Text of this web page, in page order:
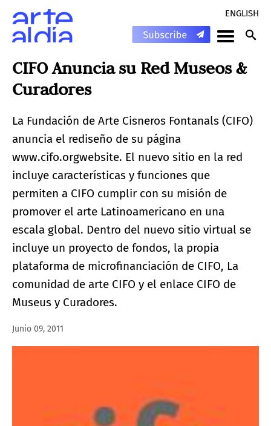
ENGLISH
CIFO Anuncia su Red Museos &
Curadores
La Fundación de Arte Cisneros Fontanals (CIFO)
anuncia el rediseño de su página
www.cifo.orgwebsite. El nuevo sitio en la red
incluye características y funciones que
permiten a CIFO cumplir con su misión de
promover el arte Latinoamericano en una
escala global. Dentro del nuevo sitio virtual se
incluye un proyecto de fondos, la propia
plataforma de microfinanciación de CIFO, La
comunidad de arte CIFO y el enlace CIFO de
Museus y Curadores.
Junio 09, 2011